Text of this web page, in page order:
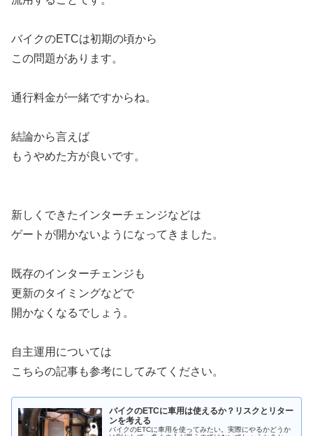
バイクのETCは初期の頃から
この問題があります。
通行料金が一緒ですからね。
結論から言えば
もうやめた方が良いです。
新しくできたインターチェンジなどは
ゲートが開かないようになってきました。
既存のインターチェンジも
更新のタイミングなどで
開かなくなるでしょう。
自主運用については
こちらの記事も参考にしてみてください。
バイクのETCに車用は使えるか？リスクとリター
ンを考える
バイクのETCに車用を使ってみたい。実際にやるかどうか